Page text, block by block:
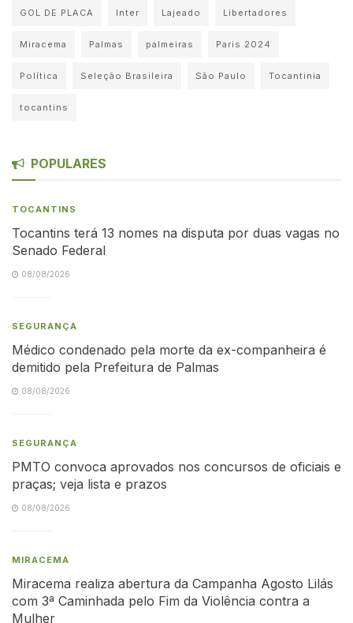
GOL DE PLACA Inter Lajeado Libertadores
Miracema Palmas palmeiras Paris 2024
Política Seleção Brasileira São Paulo Tocantinia
tocantins
POPULARES
TOCANTINS
Tocantins terá 13 nomes na disputa por duas vagas no
Senado Federal
08/08/2026
SEGURANÇA
Médico condenado pela morte da ex-companheira é
demitido pela Prefeitura de Palmas
08/08/2026
SEGURANÇA
PMTO convoca aprovados nos concursos de oficiais e
praças; veja lista e prazos
08/08/2026
MIRACEMA
Miracema realiza abertura da Campanha Agosto Lilás
com 3ª Caminhada pelo Fim da Violência contra a
Mulher